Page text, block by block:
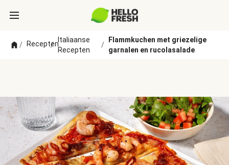
/ Recepten
/
Italiaanse
Recepten
/
Flammkuchen met griezelige
garnalen en rucolasalade